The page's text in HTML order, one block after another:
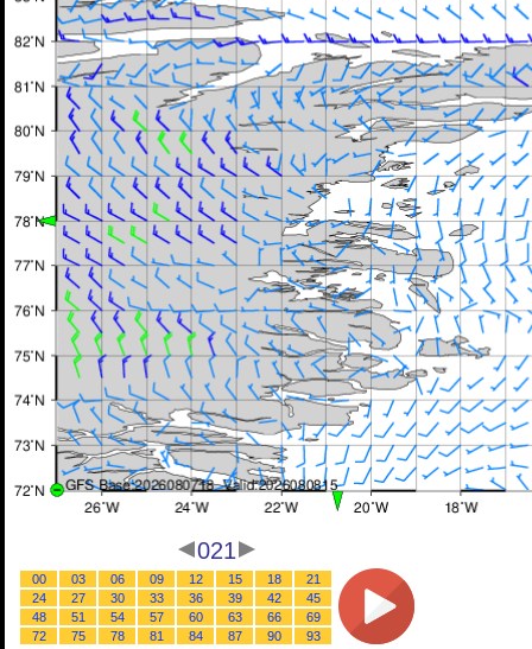
021
00 03 06 09 12 15 18
21
24
27 30 33 36 39 42
45
48
51 54 57 60 63 66
69
72
75 78 81 84 87 90 93